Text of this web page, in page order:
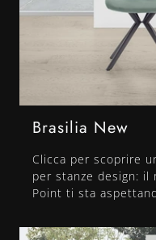
Brasilia New
Clicca per scoprire
per stanze design: il
Point ti sta